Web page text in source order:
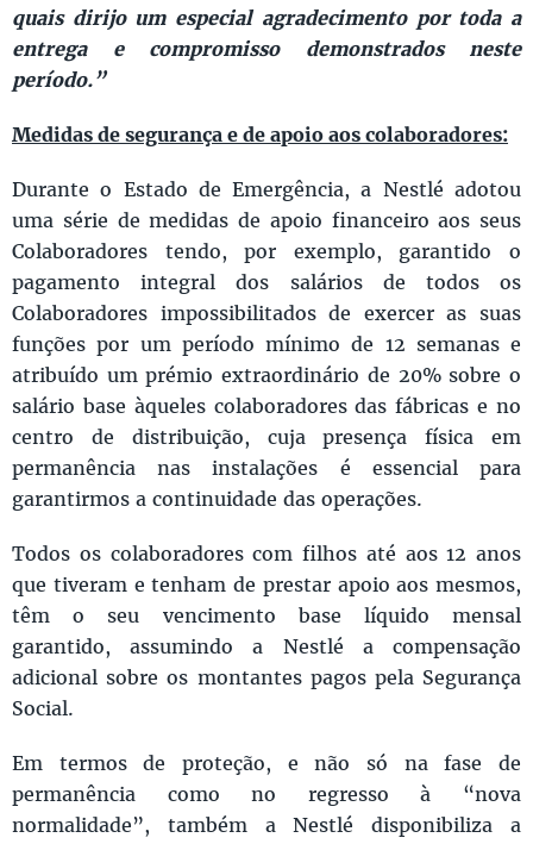
quais dirijo um especial agradecimento por toda a
entrega e compromisso demonstrados neste
período.”
Medidas de segurança e de apoio aos colaboradores:
Durante o Estado de Emergência, a Nestlé adotou
uma série de medidas de apoio financeiro aos seus
Colaboradores tendo, por exemplo, garantido o
pagamento integral dos salários de todos os
Colaboradores impossibilitados de exercer as suas
funções por um período mínimo de 12 semanas e
atribuído um prémio extraordinário de 20% sobre o
salário base àqueles colaboradores das fábricas e no
centro de distribuição, cuja presença física em
permanência nas instalações é essencial para
garantirmos a continuidade das operações.
Todos os colaboradores com filhos até aos 12 anos
que tiveram e tenham de prestar apoio aos mesmos,
têm o seu vencimento base líquido mensal
garantido, assumindo a Nestlé a compensação
adicional sobre os montantes pagos pela Segurança
Social.
Em termos de proteção, e não só na fase de
permanência como no regresso à “nova
normalidade”, também a Nestlé disponibiliza a